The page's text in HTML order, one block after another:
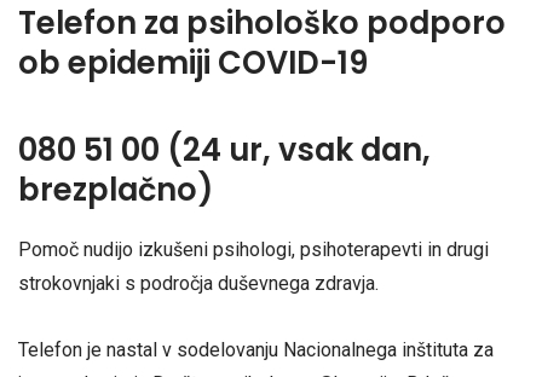
Telefon za psihološko podporo
ob epidemiji COVID-19
080 51 00 (24 ur, vsak dan,
brezplačno)
Pomoč nudijo izkušeni psihologi, psihoterapevti in drugi
strokovnjaki s področja duševnega zdravja.
Telefon je nastal v sodelovanju Nacionalnega inštituta za